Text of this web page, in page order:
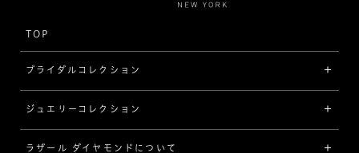
TOP
ブライダルコレクション
婚約指輪（エンゲージリング）
[素材から選ぶ]
ジュエリーコレクション
ジュエリーコレクショントップ
ラザール ダイヤモンドについて